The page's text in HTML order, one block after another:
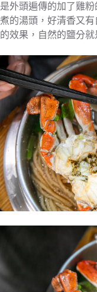
是外頭遍傳的加了雞
煮的湯頭，好清香又
的效果，自然的鹽分